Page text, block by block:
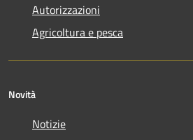
Autorizzazioni
Agricoltura e pesca
Novità
Notizie